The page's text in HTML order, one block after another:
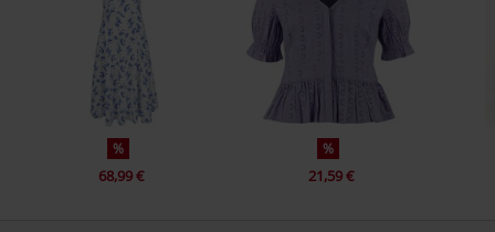
%
68,99 €
%
21,59 €